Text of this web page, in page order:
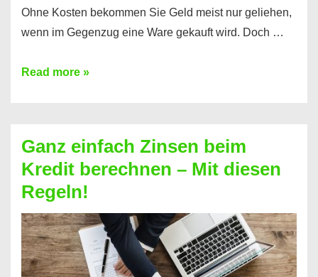
Ohne Kosten bekommen Sie Geld meist nur geliehen,
wenn im Gegenzug eine Ware gekauft wird. Doch …
Einen
bekommen?
So
ist
es
möglich!
Read more »
Ganz einfach Zinsen beim
Kredit berechnen – Mit diesen
Regeln!